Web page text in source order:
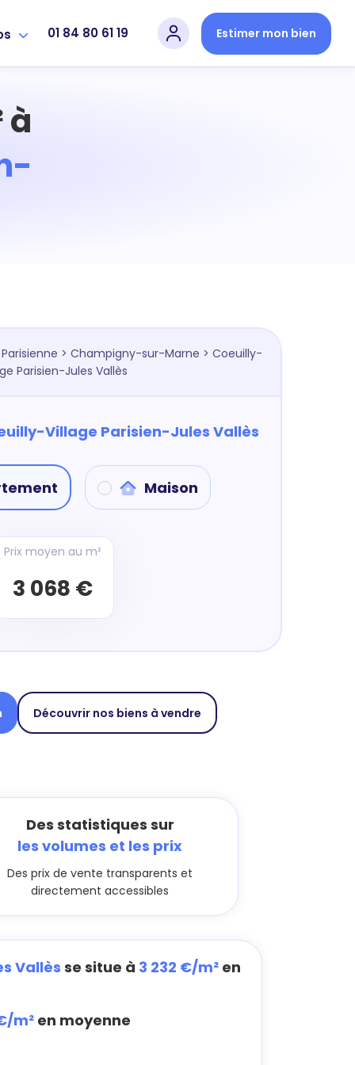
01 84 80 61 19 Estimer mon bien
à
> Champigny-sur-Marne > Coeuilly-
Parisien-Jules Vallès
Village Parisien-Jules Vallès
Maison
Prix moyen au m²
3 068 €
Découvrir nos biens à vendre
Des statistiques sur
les volumes et les prix
Des prix de vente transparents et
directement accessibles
Vallès se situe à 3 232 €/m² en
m² en moyenne